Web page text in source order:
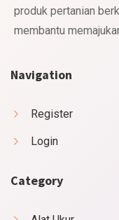
produk pertanian
membantu
Navigation
Register
Login
Category